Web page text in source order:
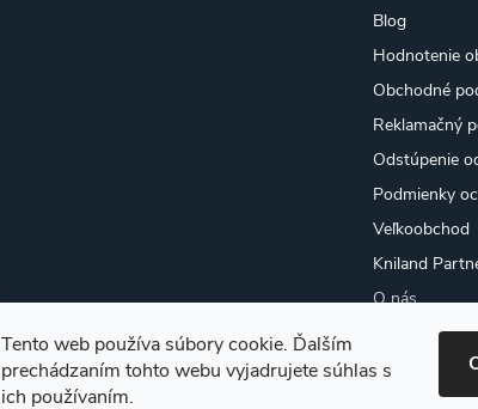
Tento web používa súbory cookie. Ďalším
prechádzaním tohto webu vyjadrujete súhlas s
ich používaním.
Blog
Hodnotenie
Obchodné
Reklamačný
Odstúpenie
Podmienky
Veľkoobchod
Kniland
O nás
Osobný odber
Moja